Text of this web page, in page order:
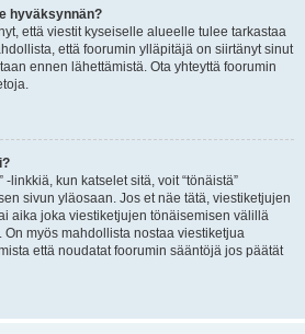
hyväksynnän?
että viestit kyseiselle alueelle tulee tarkastaa
että foorumin ylläpitäjä on siirtänyt sinut
ennen lähettämistä. Ota yhteyttä foorumin
-linkkiä, kun katselet sitä, voit “tönäistä”
sivun yläosaan. Jos et näe tätä, viestiketjujen
aika joka viestiketjujen tönäisemisen välillä
myös mahdollista nostaa viestiketjua
että noudatat foorumin sääntöjä jos päätät